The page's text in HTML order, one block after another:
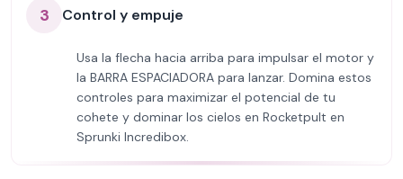
3 Control y empuje
Usa la flecha hacia arriba para impulsar el motor y
la BARRA ESPACIADORA para lanzar. Domina estos
controles para maximizar el potencial de tu
cohete y dominar los cielos en Rocketpult en
Sprunki Incredibox.